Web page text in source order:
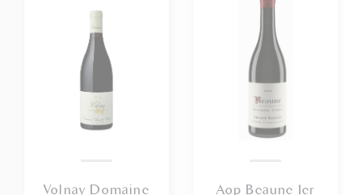
Volnay Domaine Aop Beaune 1er